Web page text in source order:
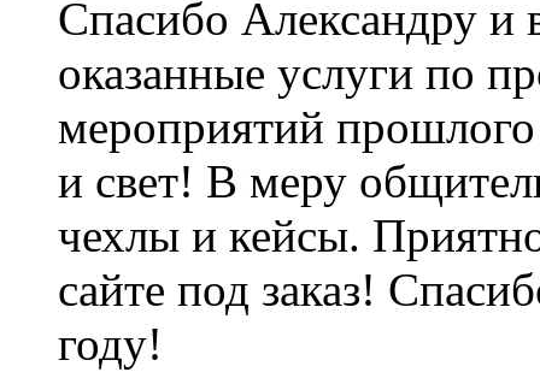
Спасибо Александру
оказанные услуги по
мероприятий прошлого
и свет! В меру
чехлы и кейсы.
сайте под заказ!
году!